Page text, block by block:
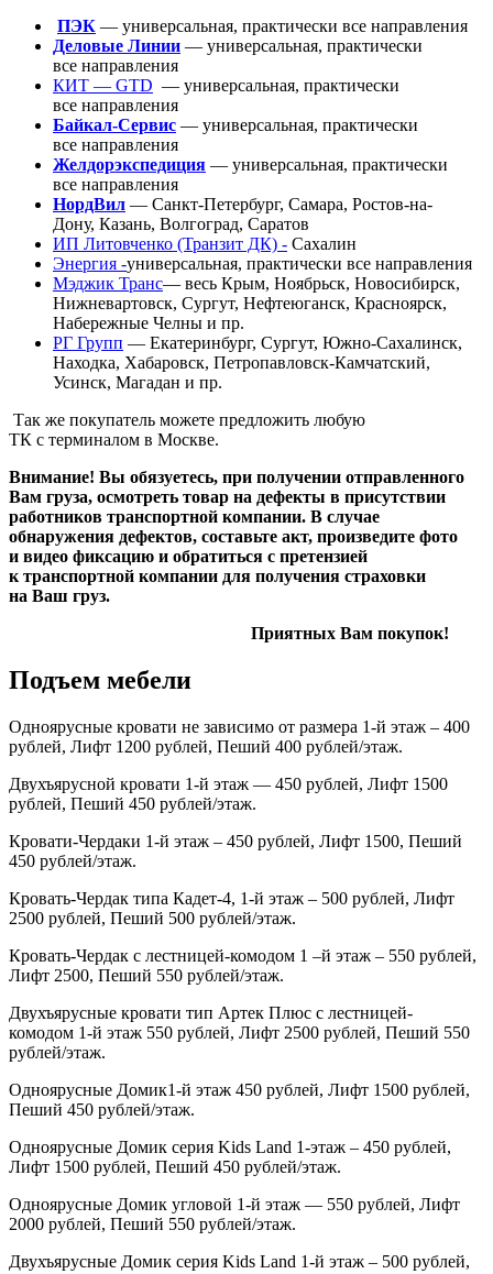
ПЭК — универсальная, практически все направления
Деловые Линии — универсальная, практически
все направления
КИТ — GTD — универсальная, практически
все направления
Байкал-Сервис — универсальная, практически
все направления
Желдорэкспедиция — универсальная, практически
все направления
НордВил — Санкт-Петербург, Самара, Ростов-на-
Дону, Казань, Волгоград, Саратов
ИП Литовченко (Транзит ДК) - Сахалин
Энергия -универсальная, практически все направления
Мэджик Транс— весь Крым, Ноябрьск, Новосибирск,
Нижневартовск, Сургут, Нефтеюганск, Красноярск,
Набережные Челны и пр.
РГ Групп — Екатеринбург, Сургут, Южно-Сахалинск,
Находка, Хабаровск, Петропавловск-Камчатский,
Усинск, Магадан и пр.
Так же покупатель можете предложить любую
ТК с терминалом в Москве.
Внимание! Вы обязуетесь, при получении отправленного
Вам груза, осмотреть товар на дефекты в присутствии
работников транспортной компании. В случае
обнаружения дефектов, составьте акт, произведите фото
и видео фиксацию и обратиться с претензией
к транспортной компании для получения страховки
на Ваш груз.
Приятных Вам покупок!
Подъем мебели
Одноярусные кровати не зависимо от размера 1-й этаж – 400
рублей, Лифт 1200 рублей, Пеший 400 рублей/этаж.
Двухъярусной кровати 1-й этаж — 450 рублей, Лифт 1500
рублей, Пеший 450 рублей/этаж.
Кровати-Чердаки 1-й этаж – 450 рублей, Лифт 1500, Пеший
450 рублей/этаж.
Кровать-Чердак типа Кадет-4, 1-й этаж – 500 рублей, Лифт
2500 рублей, Пеший 500 рублей/этаж.
Кровать-Чердак с лестницей-комодом 1 –й этаж – 550 рублей,
Лифт 2500, Пеший 550 рублей/этаж.
Двухъярусные кровати тип Артек Плюс с лестницей-
комодом 1-й этаж 550 рублей, Лифт 2500 рублей, Пеший 550
рублей/этаж.
Одноярусные Домик1-й этаж 450 рублей, Лифт 1500 рублей,
Пеший 450 рублей/этаж.
Одноярусные Домик серия Kids Land 1-этаж – 450 рублей,
Лифт 1500 рублей, Пеший 450 рублей/этаж.
Одноярусные Домик угловой 1-й этаж — 550 рублей, Лифт
2000 рублей, Пеший 550 рублей/этаж.
Двухъярусные Домик серия Kids Land 1-й этаж – 500 рублей,